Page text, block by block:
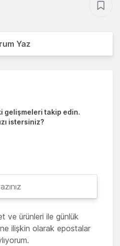
Yaz
gelişmeleri takip edin.
istersiniz?
ve ürünleri ile günlük
ilişkin olarak epostalar